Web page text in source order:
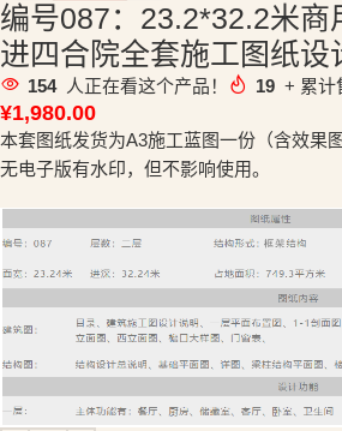
编号087：23.2*32.2米商
进四合院全套施工图纸设
154 人正在看这个产品！ 19 + 累计
¥1,980.00
本套图纸发货为A3施工蓝图一份（含效果
无电子版有水印，但不影响使用。